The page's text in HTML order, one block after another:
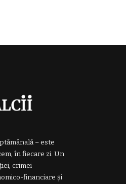
– este
în fiecare zi. Un
crimei
financiare și